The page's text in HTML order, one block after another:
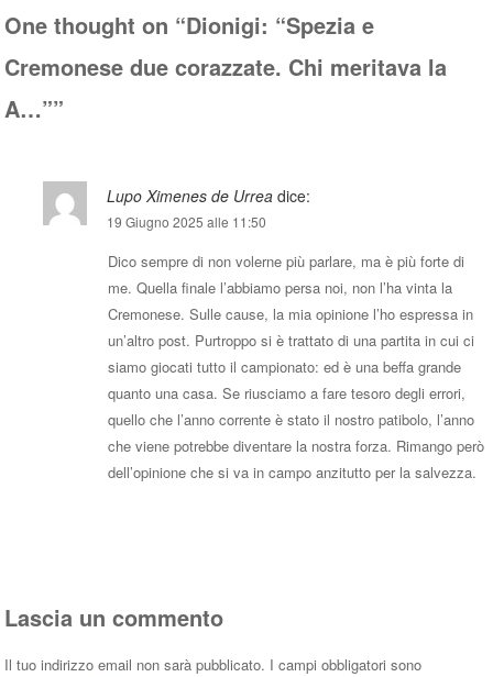
One thought on “Dionigi: “Spezia e
Cremonese due corazzate. Chi meritava la
A…””
Lupo Ximenes de Urrea dice:
19 Giugno 2025 alle 11:50
Dico sempre di non volerne più parlare, ma è più forte di
me. Quella finale l’abbiamo persa noi, non l’ha vinta la
Cremonese. Sulle cause, la mia opinione l’ho espressa in
un’altro post. Purtroppo si è trattato di una partita in cui ci
siamo giocati tutto il campionato: ed è una beffa grande
quanto una casa. Se riusciamo a fare tesoro degli errori,
quello che l’anno corrente è stato il nostro patibolo, l’anno
che viene potrebbe diventare la nostra forza. Rimango però
dell’opinione che si va in campo anzitutto per la salvezza.
Lascia un commento
Il tuo indirizzo email non sarà pubblicato. I campi obbligatori sono